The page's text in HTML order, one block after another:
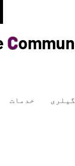
C
خدمات گیلری